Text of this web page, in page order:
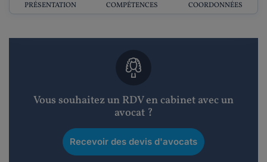
PRÉSENTATION COMPÉTENCES COORDONNÉES
Vous souhaitez un RDV en cabinet avec un
avocat ?
Recevoir des devis d'avocats